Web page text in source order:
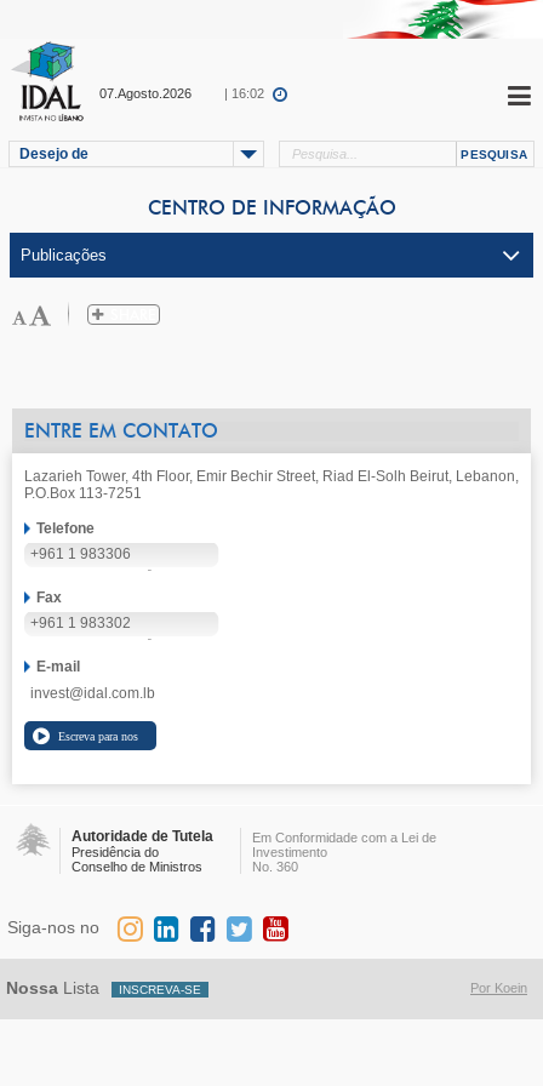
07.Agosto.2026 | 16:02
Desejo de
CENTRO DE INFORMAÇÃO
ENTRE EM CONTATO
Lazarieh Tower, 4th Floor, Emir Bechir Street, Riad El-Solh Beirut, Lebanon,
P.O.Box 113-7251
Telefone
+961 1 983306
Fax
+961 1 983302
E-mail
invest@idal.com.lb
Autoridade de Tutela
Presidência do
Conselho de Ministros
Em Conformidade com a Lei de
Investimento
No. 360
Por Koein
Nossa Lista
Siga-nos no